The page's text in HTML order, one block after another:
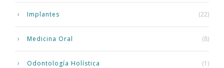
Implantes (22)
Medicina Oral (8)
Odontología Holística (1)